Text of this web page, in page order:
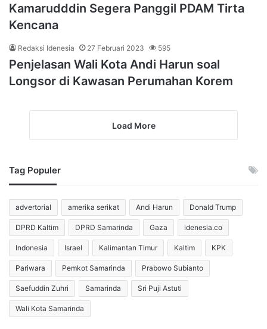
Kamarudddin Segera Panggil PDAM Tirta
Kencana
Redaksi Idenesia 27 Februari 2023 595
Penjelasan Wali Kota Andi Harun soal
Longsor di Kawasan Perumahan Korem
Load More
Tag Populer
advertorial amerika serikat Andi Harun Donald Trump
DPRD Kaltim DPRD Samarinda Gaza idenesia.co
Indonesia Israel Kalimantan Timur Kaltim KPK
Pariwara Pemkot Samarinda Prabowo Subianto
Saefuddin Zuhri Samarinda Sri Puji Astuti
Wali Kota Samarinda